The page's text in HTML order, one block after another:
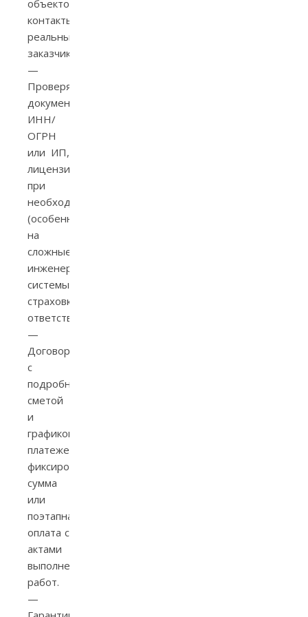
объектов,
контакты
реальных
заказчиков.
—
Проверяйте
документы:
ИНН/
ОГРН
или ИП,
лицензии
при
необходимости
(особенно
на
сложные
инженерные
системы),
страховку
ответственности.
—
Договор
с
подробной
сметой
и
графиком
платежей:
фиксированная
сумма
или
поэтапная
оплата с
актами
выполненных
работ.
—